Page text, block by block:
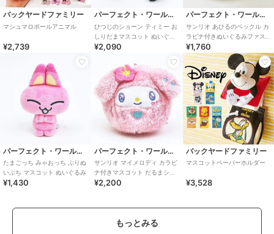
バックヤードファミリー
マシュマロボールアニマル
¥2,739
パーフェクト・ワールド・トーキョー
ひつじのショーン ティミー お
しりだまマスコット ぬいぐる
み
¥2,090
パーフェクト・ワールド・トーキョー
サンリオ あひるのペックル カ
ラビナ付きぬいぐるみファス
ナーマスコット Sanrio
¥1,760
パーフェクト・ワールド・トーキョー
たまごっち みゃおっち ぷりぬ
いぷち マスコット ぬいぐるみ
¥1,430
パーフェクト・ワールド・トーキョー
サンリオ マイメロディ カラビ
ナ付きマスコット だるまシリ
ーズ sanrio
¥2,200
バックヤードファミリー
マスコットペーパーホルダー
¥3,528
もっとみる